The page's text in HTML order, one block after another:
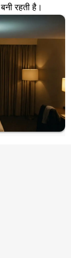
रहती है।